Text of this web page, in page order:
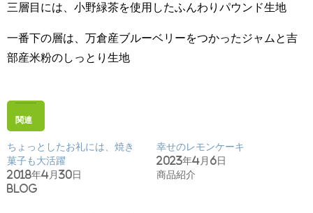
三層目には、小野緑茶を使用したふんわりパウンド生地
一番下の層は、万倉産ブルーベリーをつかったジャムと吉
部産米粉のしっとり生地
関連
ちょっとしたお礼には、焼き
菓子も大活躍
2018年4月30日
Blog
幸せのレモンケーキ
2023年4月6日
商品紹介